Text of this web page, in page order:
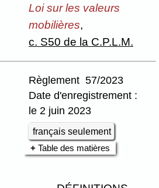
Loi sur les valeurs
mobilières,
c. S50 de la C.P.L.M.
Règlement 57/2023
Date d'enregistrement :
le 2 juin 2023
français seulement
Table des matières